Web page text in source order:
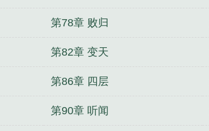
第78章 败归
第82章 变天
第86章 四层
第90章 听闻